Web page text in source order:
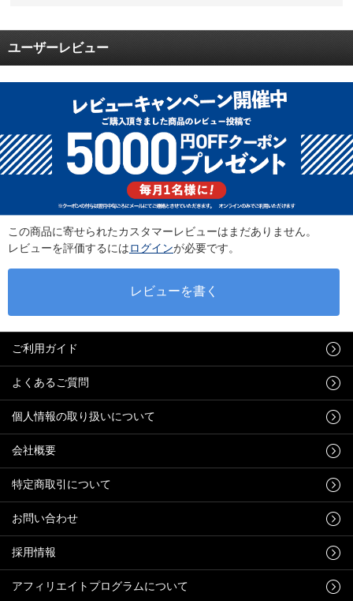
ユーザーレビュー
この商品に寄せられたカスタマーレビューはまだありません。
レビューを評価するにはログインが必要です。
ご利用ガイド
よくあるご質問
個人情報の取り扱いについて
会社概要
特定商取引について
お問い合わせ
採用情報
アフィリエイトプログラムについて